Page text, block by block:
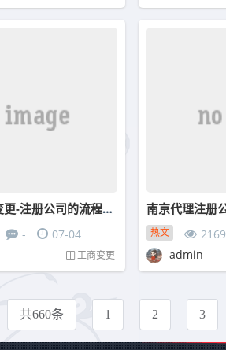
珠海注册地址变更-注册公司的流程材料要求以及一些注意事项
-
07-04
工商变更
热文 2169
admin
共660条 1 2 3